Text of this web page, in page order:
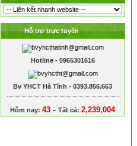
Hỗ trợ trực tuyến
Hotline - 0965301616
Bv YHCT Hà Tĩnh - 0393.856.663
Hôm nay: 43 - Tất cả: 2,239,004